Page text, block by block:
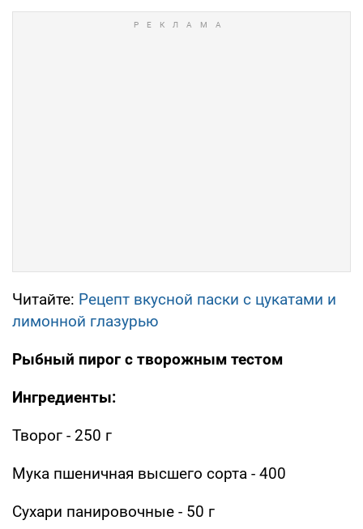
Читайте: Рецепт вкусной паски с цукатами и
лимонной глазурью
Рыбный пирог с творожным тестом
Ингредиенты:
Творог - 250 г
Мука пшеничная высшего сорта - 400
Сухари панировочные - 50 г